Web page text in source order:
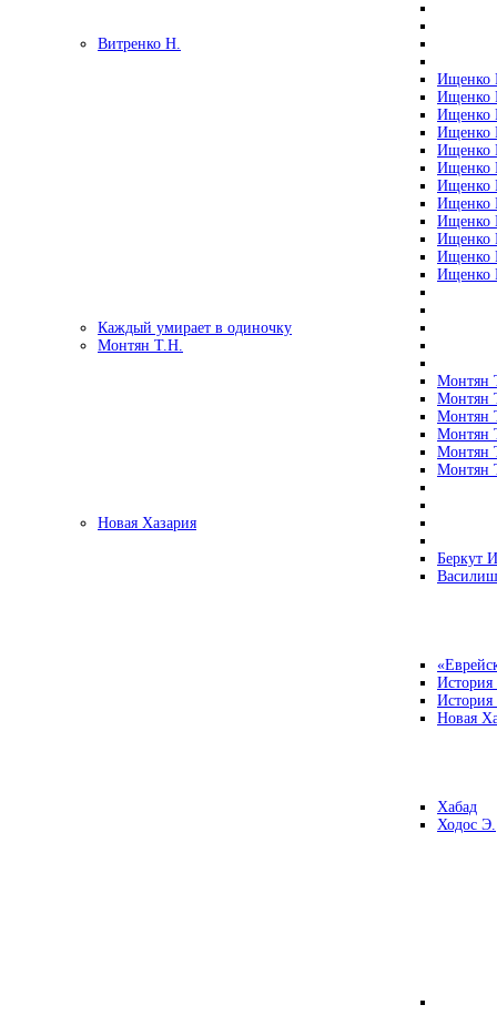
Витренко Н.
Ищенко
Ищенко
Ищенко
Ищенко
Ищенко
Ищенко
Ищенко
Ищенко
Ищенко
Ищенко
Ищенко
Ищенко
Каждый умирает в одиночку
Монтян Т.Н.
Монтян
Монтян
Монтян
Монтян
Монтян
Монтян
Новая Хазария
Беркут
Новая
Хабад
Ходос Э.